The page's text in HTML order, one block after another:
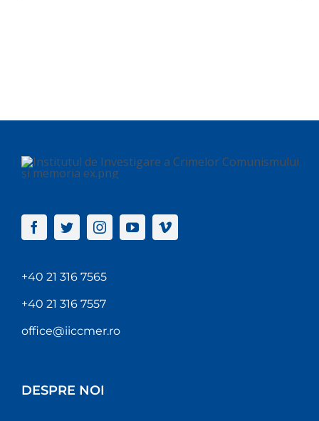
+40 21 316 7565
+40 21 316 7557
office@iiccmer.ro
DESPRE NOI